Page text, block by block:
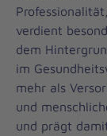
verdient
dem
im
mehr als
und
und prägt